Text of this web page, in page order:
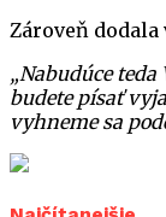
Zároveň dodala
„Nabudúce
budete písať
vyhneme sa